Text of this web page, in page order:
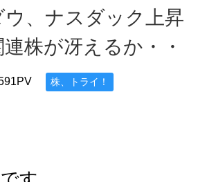
ウ、ナスダック上昇
株が冴えるか・・
株、トライ！